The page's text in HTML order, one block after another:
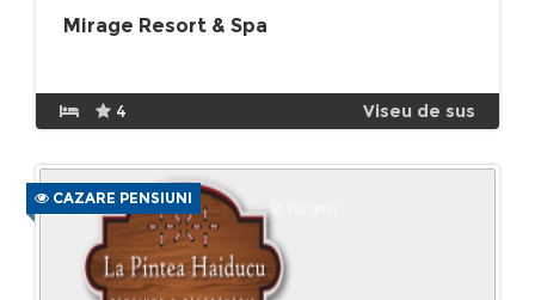
Mirage Resort & Spa
4 Viseu de sus
CAZARE PENSIUNI